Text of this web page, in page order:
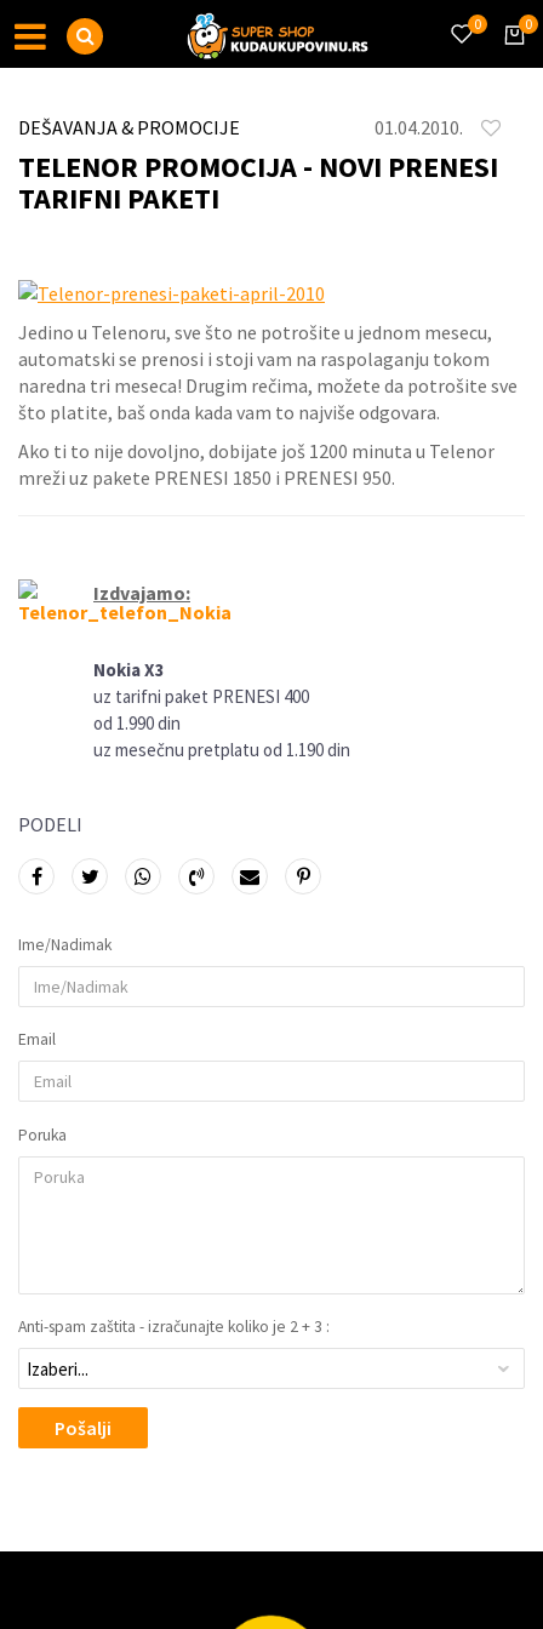
0
0
DEŠAVANJA & PROMOCIJE 01.04.2010.
TELENOR PROMOCIJA - NOVI PRENESI
TARIFNI PAKETI
Jedino u Telenoru, sve što ne potrošite u jednom mesecu,
automatski se prenosi i stoji vam na raspolaganju tokom
naredna tri meseca! Drugim rečima, možete da potrošite sve
što platite, baš onda kada vam to najviše odgovara.
Ako ti to nije dovoljno, dobijate još 1200 minuta u Telenor
mreži uz pakete PRENESI 1850 i PRENESI 950.
Izdvajamo:
Nokia X3
uz tarifni paket PRENESI 400
od 1.990 din
uz mesečnu pretplatu od 1.190 din
PODELI
Ime/Nadimak
Email
Poruka
Anti-spam zaštita - izračunajte koliko je 2 + 3 :
Pošalji